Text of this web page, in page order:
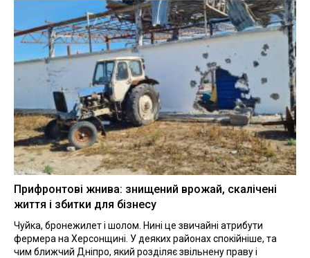
Прифронтові жнива: знищений врожай, скалічені
життя і збитки для бізнесу
Чуйка, бронежилет і шолом. Нині це звичайні атрибути
фермера на Херсонщині. У деяких районах спокійніше, та
чим ближчий Дніпро, який розділяє звільнену праву і